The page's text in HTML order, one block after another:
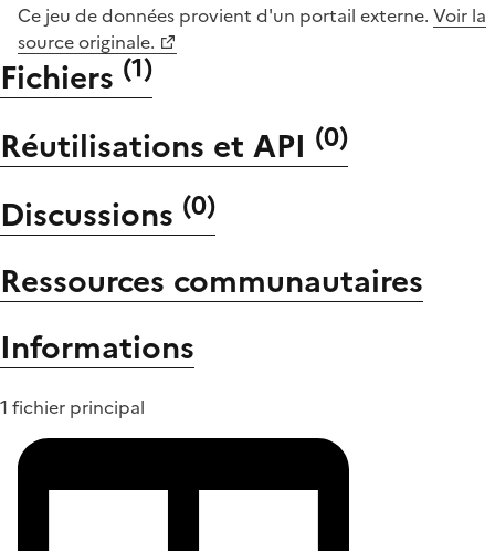
Ce jeu de données provient d'un portail externe. Voir la
source originale.
Fichiers (1)
Réutilisations et API (0)
Discussions (0)
Ressources communautaires
Informations
1 fichier principal